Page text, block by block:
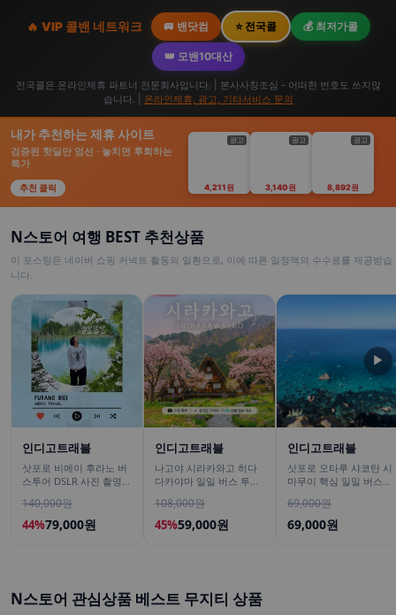
🔥 VIP 콜밴 네트워크 🚐 밴닷컴 ⭐ 전국콜 💰 최저가콜
👑 모밴10대산
전국콜은 온라인제휴 파트너 전문회사입니다. | 본사사칭조심 - 어떠한 번호도 쓰지않
습니다. |
온라인제휴, 광고, 기타서비스 문의
내가 추천하는 제휴 사이트
검증된 핫딜만 엄선 · 놓치면 후회하는
특가
추천 클릭
광고
4,211원
광고
3,140원
광고
8,892원
N스토어 여행 BEST 추천상품
이 포스팅은 네이버 쇼핑 커넥트 활동의 일환으로, 이에 따른 일정액의 수수료를 제공받습
니다.
인디고트래블
삿포로 비에이 후라노 버
스투어 DSLR 사진 촬영
140,000원
44%79,000원
인디고트래블
나고야 시라카와고 히다
다카야마 일일 버스 투어
108,000원
45%59,000원
인디고트래블
삿포로 오타루 샤코탄 시
마무이 핵심 일일 버스투
69,000원
69,000원
▶
N스토어 관심상품 베스트 무지티 상품